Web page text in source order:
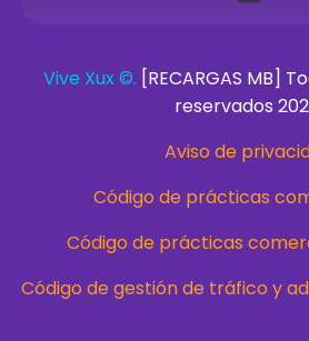
Vive Xux ©. [RECARGAS MB]
reservados
Aviso de
Código de prácticas
Código de prácticas
Código de gestión de tráfico y